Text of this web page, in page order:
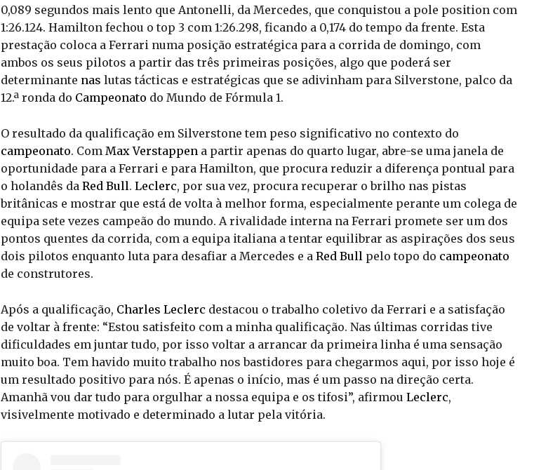
0,089 segundos mais lento que Antonelli, da Mercedes, que conquistou a pole position com
1:26.124. Hamilton fechou o top 3 com 1:26.298, ficando a 0,174 do tempo da frente. Esta
prestação coloca a Ferrari numa posição estratégica para a corrida de domingo, com
ambos os seus pilotos a partir das três primeiras posições, algo que poderá ser
determinante nas lutas tácticas e estratégicas que se adivinham para Silverstone, palco da
12.ª ronda do Campeonato do Mundo de Fórmula 1.
O resultado da qualificação em Silverstone tem peso significativo no contexto do
campeonato. Com Max Verstappen a partir apenas do quarto lugar, abre-se uma janela de
oportunidade para a Ferrari e para Hamilton, que procura reduzir a diferença pontual para
o holandês da Red Bull. Leclerc, por sua vez, procura recuperar o brilho nas pistas
britânicas e mostrar que está de volta à melhor forma, especialmente perante um colega de
equipa sete vezes campeão do mundo. A rivalidade interna na Ferrari promete ser um dos
pontos quentes da corrida, com a equipa italiana a tentar equilibrar as aspirações dos seus
dois pilotos enquanto luta para desafiar a Mercedes e a Red Bull pelo topo do campeonato
de construtores.
Após a qualificação, Charles Leclerc destacou o trabalho coletivo da Ferrari e a satisfação
de voltar à frente: “Estou satisfeito com a minha qualificação. Nas últimas corridas tive
dificuldades em juntar tudo, por isso voltar a arrancar da primeira linha é uma sensação
muito boa. Tem havido muito trabalho nos bastidores para chegarmos aqui, por isso hoje é
um resultado positivo para nós. É apenas o início, mas é um passo na direção certa.
Amanhã vou dar tudo para orgulhar a nossa equipa e os tifosi”, afirmou Leclerc,
visivelmente motivado e determinado a lutar pela vitória.